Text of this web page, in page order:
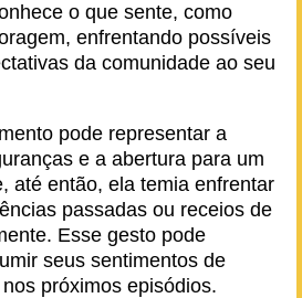
o que sente, como
enfrentando possíveis
da comunidade ao seu
pode representar a
e a abertura para um
até então, ela temia enfrentar
passadas ou receios de
Esse gesto pode
seus sentimentos de
próximos episódios.